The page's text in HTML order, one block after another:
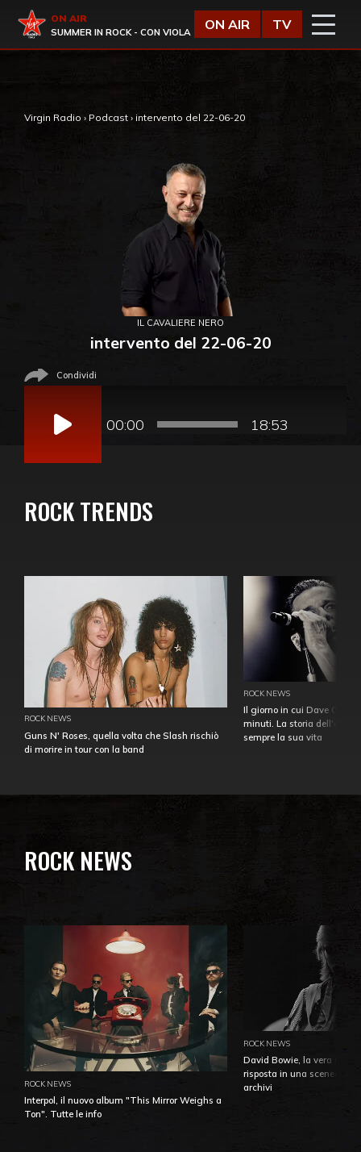
Virgin Radio
ON AIR
SUMMER IN ROCK - CON VIOLA
ON AIR TV
Virgin Radio › Podcast › intervento del 22-06-20
IL CAVALIERE NERO
intervento del 22-06-20
Condividi
00:00 18:53
ROCK TRENDS
ROCK NEWS
Guns N' Roses, quella volta che Slash rischiò
di morire in tour con la band
ROCK NEWS
Il giorno in cui Dave
minuti. La storia
sempre la sua vita
ROCK NEWS
ROCK NEWS
Interpol, il nuovo album "This Mirror Weighs a
Ton". Tutte le info
ROCK NEWS
David Bowie, la vera
risposta in una
archivi